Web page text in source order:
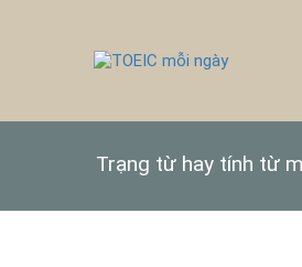
Trạng từ hay tính từ